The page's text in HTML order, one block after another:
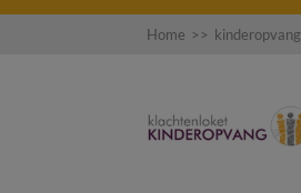
Home >> kinderopvang